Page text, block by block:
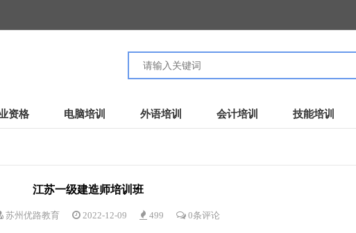
资格 电脑培训 外语培训 会计培训 技能培训
江苏一级建造师培训班
苏州优路教育 2022-12-09 499 0条评论